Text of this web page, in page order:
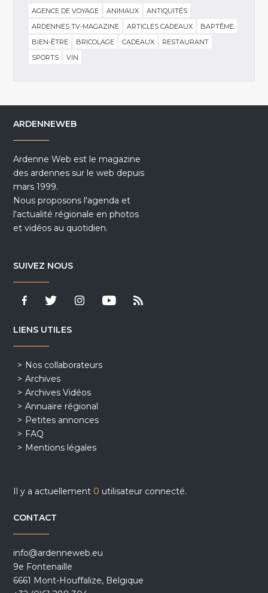
AGENCE DE VOYAGE ANIMAUX
ANTIQUITÉS
ARDENNES TV-MAGAZINE
ARTICLES CADEAUX
BAPTÊME
BIEN-ÊTRE
BRICOLAGE CADEAUX
RESTAURANT
SPORTS
VIN
ARDENNEWEB
Ardenne Web est le magazine
des ardennes sur le web depuis
mars 1999.
Nous proposons l'agenda et
l'actualité régionale en photos
et vidéos au quotidien.
SUIVEZ NOUS
LIENS UTILES
Nos collaborateurs
Archives
Archives Vidéos
Annuaire régional
Petites annonces
FAQ
Mentions légales
Il y a actuellement 0 utilisateur connecté.
CONTACT
info@ardenneweb.eu
9e Fontenaille
6661 Mont-Houffalize, Belgique